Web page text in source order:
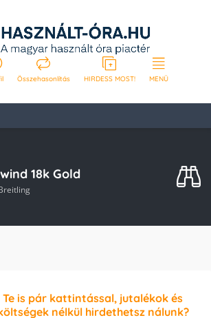
Összehasonlítás HIRDESS MOST! MENÜ
18k Gold
Te is pár kattintással, jutalékok és
nélkül hirdethetsz nálunk?